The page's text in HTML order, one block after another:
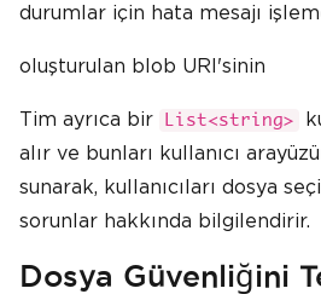
durumlar için hata mesajı
oluşturulan blob URI'sinin
Tim ayrıca bir List<string>
alır ve bunları kullanıcı
sunarak, kullanıcıları dosya
sorunlar hakkında bilgilendirir.
Dosya Güvenliğini